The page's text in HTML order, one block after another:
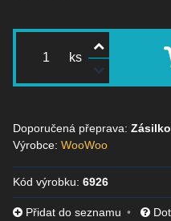
ks
Výrobce: WooWoo
Kód výrobku: 6926
Přidat do seznamu